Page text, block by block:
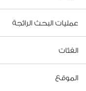
عمليات البحث الرائجة
الفئات
الموقع